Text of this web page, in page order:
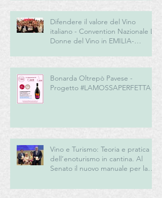
Difendere il valore del Vino
italiano - Convention Nazionale Le
Donne del Vino in EMILIA-
Bonarda Oltrepò Pavese -
Progetto #LAMOSSAPERFETTA
Vino e Turismo: Teoria e pratica
dell’enoturismo in cantina. Al
Senato il nuovo manuale per la
del vino italiano